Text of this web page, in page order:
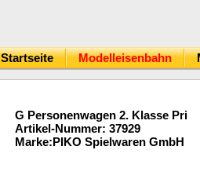
Startseite Modelleisenbahn
G Personenwagen 2. Klasse Pri
Artikel-Nummer: 37929
Marke:PIKO Spielwaren GmbH